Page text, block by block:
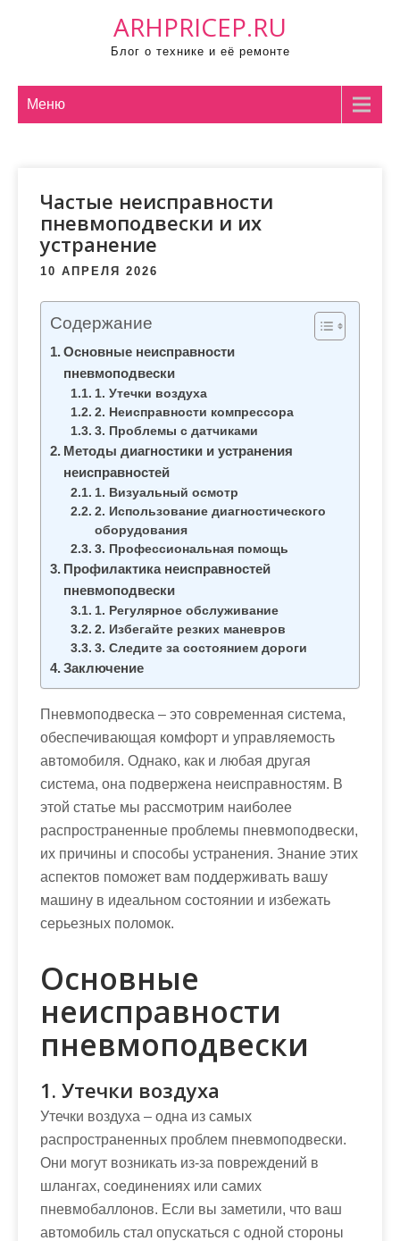
ARHPRICEP.RU
Блог о технике и её ремонте
Меню
Частые неисправности
пневмоподвески и их
устранение
10 АПРЕЛЯ 2026
Содержание
Основные неисправности
пневмоподвески
1. Утечки воздуха
2. Неисправности компрессора
3. Проблемы с датчиками
Методы диагностики и устранения
неисправностей
1. Визуальный осмотр
2. Использование диагностического
оборудования
3. Профессиональная помощь
Профилактика неисправностей
пневмоподвески
1. Регулярное обслуживание
2. Избегайте резких маневров
3. Следите за состоянием дороги
Заключение
Пневмоподвеска – это современная система,
обеспечивающая комфорт и управляемость
автомобиля. Однако, как и любая другая
система, она подвержена неисправностям. В
этой статье мы рассмотрим наиболее
распространенные проблемы пневмоподвески,
их причины и способы устранения. Знание этих
аспектов поможет вам поддерживать вашу
машину в идеальном состоянии и избежать
серьезных поломок.
Основные
неисправности
пневмоподвески
1. Утечки воздуха
Утечки воздуха – одна из самых
распространенных проблем пневмоподвески.
Они могут возникать из-за повреждений в
шлангах, соединениях или самих
пневмобаллонов. Если вы заметили, что ваш
автомобиль стал опускаться с одной стороны